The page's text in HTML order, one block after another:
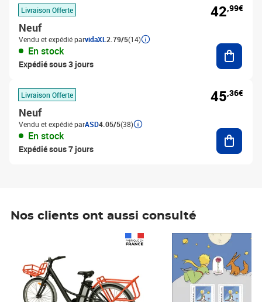
Livraison Offerte
Neuf
Vendu et expédié parvidaXL 2.79/5(14)
En stock
Expédié sous 3 jours
42,99€
Livraison Offerte
Neuf
Vendu et expédié parASD4.05/5(38)
En stock
Expédié sous 7 jours
45,36€
Nos clients ont aussi consulté
Prix 7,50€